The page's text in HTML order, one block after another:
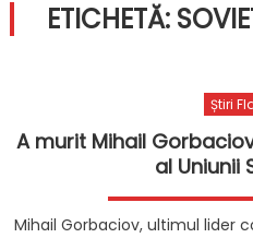
ETICHETĂ:
Știri
A murit Mihail
al Uniunii
Mihail Gorbaciov, ultimul lider